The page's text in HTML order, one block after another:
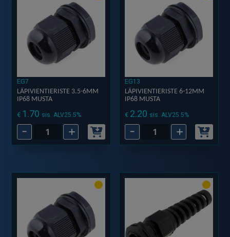
EG7
LÄPIVIENTIERISTE 3.5-6MM
IP68 MUSTA
€ 1.70 sis. ALV25.5%
-
LÄPIVIENTIERISTE
3.5-
IP68
+
EG13
LÄPIVIENTIERISTE 6-12MM
IP68 MUSTA
€ 2.20 sis. ALV25.5%
-
LÄPIVIENTIERISTE
6-
IP68
+